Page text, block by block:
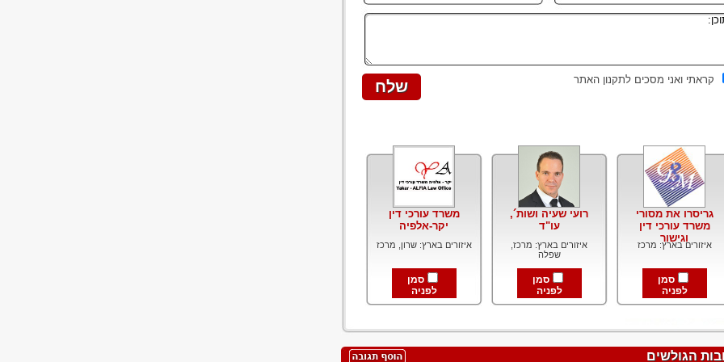
קראתי ואני מסכים לתקנון האתר
גריסרו את מסורי
משרד עורכי דין
וגישור
איזורים בארץ: מרכז
סמן
לפניה
רועי שעיה ושות´,
עו"ד
איזורים בארץ: מרכז,
שפלה
סמן
לפניה
משרד עורכי דין
יקר-אלפיה
איזורים בארץ: שרון, מרכז
סמן
לפניה
הגולשים